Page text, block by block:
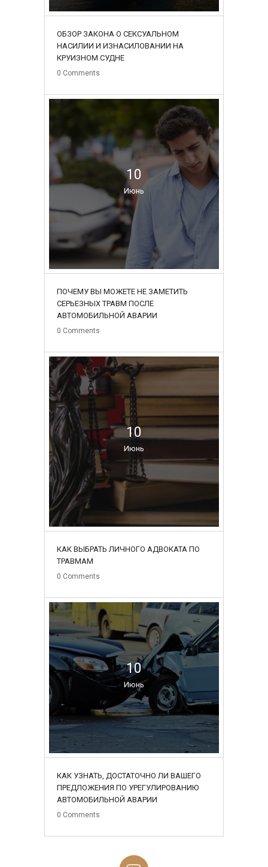
ОБЗОР ЗАКОНА О СЕКСУАЛЬНОМ
НАСИЛИИ И ИЗНАСИЛОВАНИИ НА
КРУИЗНОМ СУДНЕ
0 Comments
10
Июнь
ПОЧЕМУ ВЫ МОЖЕТЕ НЕ ЗАМЕТИТЬ
СЕРЬЕЗНЫХ ТРАВМ ПОСЛЕ
АВТОМОБИЛЬНОЙ АВАРИИ
0 Comments
10
Июнь
КАК ВЫБРАТЬ ЛИЧНОГО АДВОКАТА ПО
ТРАВМАМ
0 Comments
10
Июнь
КАК УЗНАТЬ, ДОСТАТОЧНО ЛИ ВАШЕГО
ПРЕДЛОЖЕНИЯ ПО УРЕГУЛИРОВАНИЮ
АВТОМОБИЛЬНОЙ АВАРИИ
0 Comments